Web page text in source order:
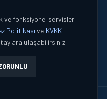
ve fonksiyonel servisleri
Politikası ve KVKK
ulaşabilirsiniz.